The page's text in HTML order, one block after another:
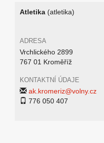
Atletika (atletika)
ADRESA
Vrchlického 2899
767 01 Kroměříž
KONTAKTNÍ ÚDAJE
ak.kromeriz@volny.cz
776 050 407